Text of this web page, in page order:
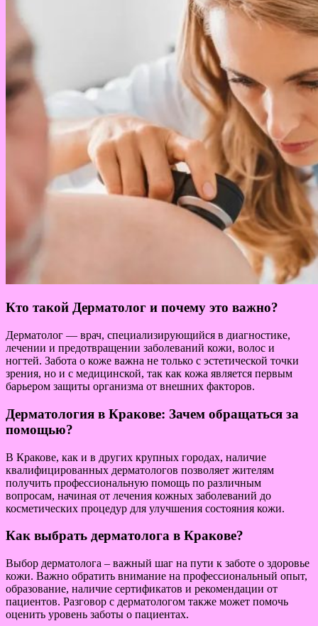
Кто такой Дерматолог и почему это важно?
Дерматолог — врач, специализирующийся в диагностике,
лечении и предотвращении заболеваний кожи, волос и
ногтей. Забота о коже важна не только с эстетической точки
зрения, но и с медицинской, так как кожа является первым
барьером защиты организма от внешних факторов.
Дерматология в Кракове: Зачем обращаться за
помощью?
В Кракове, как и в других крупных городах, наличие
квалифицированных дерматологов позволяет жителям
получить профессиональную помощь по различным
вопросам, начиная от лечения кожных заболеваний до
косметических процедур для улучшения состояния кожи.
Как выбрать дерматолога в Кракове?
Выбор дерматолога – важный шаг на пути к заботе о здоровье
кожи. Важно обратить внимание на профессиональный опыт,
образование, наличие сертификатов и рекомендации от
пациентов. Разговор с дерматологом также может помочь
оценить уровень заботы о пациентах.